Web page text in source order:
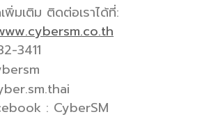
พิ่มเติม ติดต่อเราได้ที่:
3411
: CyberSM